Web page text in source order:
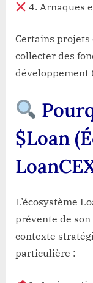
4. Arnaques
Certains projets
collecter des
développement
$Loan
L’écosystème
prévente de
contexte
particulière :